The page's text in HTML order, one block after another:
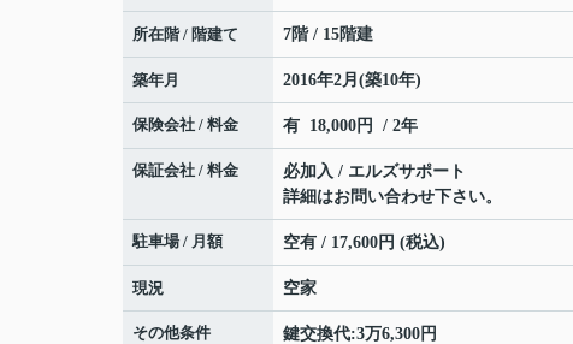
所在階 / 階建て 7階 / 15階建
築年月 2016年2月(築10年)
保険会社 / 料金 有 18,000円 / 2年
保証会社 / 料金
必加入 / エルズサポート
詳細はお問い合わせ下さい。
駐車場 / 月額 空有 / 17,600円 (税込)
現況 空家
その他条件 鍵交換代:3万6,300円